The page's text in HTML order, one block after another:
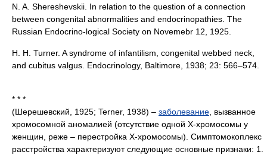
N. A. Shereshevskii. In relation to the question of a connection
between congenital abnormalities and endocrinopathies. The
Russian Endocrino-logical Society on Novemebr 12, 1925.
H. H. Turner. A syndrome of infantilism, congenital webbed neck,
and cubitus valgus. Endocrinology, Baltimore, 1938; 23: 566–574.
* * *
(Шерешевский, 1925; Terner, 1938) – заболевание , вызванное
хромосомной аномалией (отсутствие одной Х-хромосомы у
женщин, реже – перестройка Х-хромосомы). Симптомокоплекс
расстройства характеризуют следующие основные признаки: 1.